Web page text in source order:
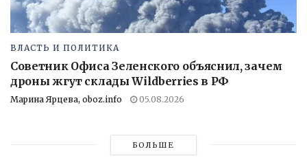
ВЛАСТЬ И ПОЛИТИКА
Советник Офиса Зеленского объяснил, зачем
дроны жгут склады Wildberries в РФ
Марина Ярцева, oboz.info 05.08.2026
БОЛЬШЕ